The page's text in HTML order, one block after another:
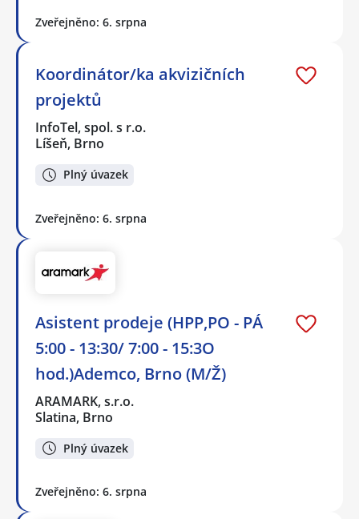
Zveřejněno: 6. srpna
Koordinátor/ka akvizičních
projektů
InfoTel, spol. s r.o.
Líšeň, Brno
Plný úvazek
Zveřejněno: 6. srpna
Asistent prodeje (HPP,PO - PÁ
5:00 - 13:30/ 7:00 - 15:3O
hod.)Ademco, Brno (M/Ž)
ARAMARK, s.r.o.
Slatina, Brno
Plný úvazek
Zveřejněno: 6. srpna